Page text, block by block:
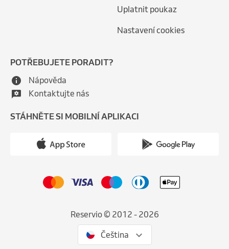
Uplatnit poukaz
Nastavení cookies
POTŘEBUJETE PORADIT?
Nápověda
Kontaktujte nás
STÁHNĚTE SI MOBILNÍ APLIKACI
Reservio © 2012 - 2026
Čeština